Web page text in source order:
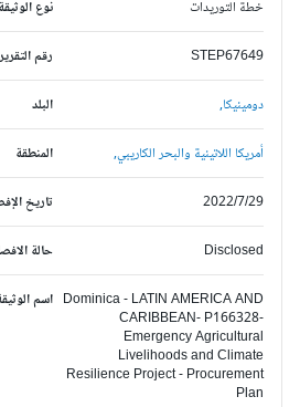
نوع الوثيقة خطة التوريدات
رقم التقرير STEP67649
البلد دومينيكا,
المنطقة أمريكا اللاتينية والبحر الكاريبي,
تاريخ الإفصاح 2022/7/29
حالة الافصاح Disclosed
اسم الوثيقة Dominica - LATIN AMERICA AND
CARIBBEAN- P166328-
Emergency Agricultural
Livelihoods and Climate
Resilience Project - Procurement
Plan